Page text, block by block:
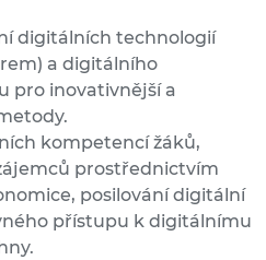
digitálních technologií
a digitálního
pro inovativnější a
kompetencí žáků,
prostřednictvím
posilování digitální
přístupu k digitálnímu